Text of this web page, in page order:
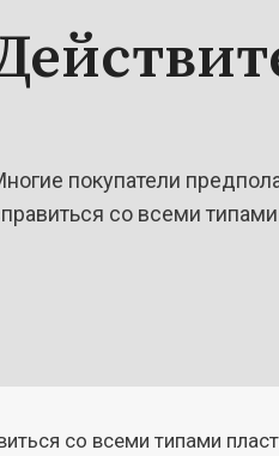
покупатели
со всеми
со всеми типами